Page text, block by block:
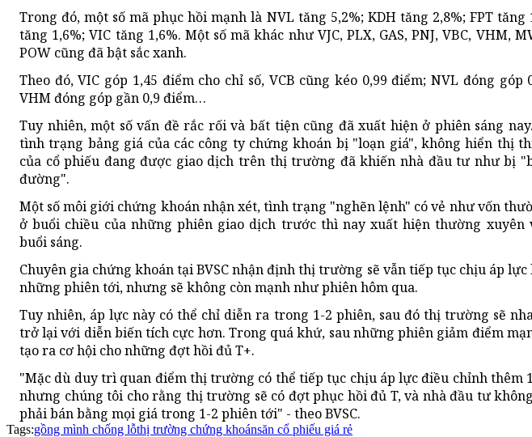
Trong đó, một số mã phục hồi mạnh là NVL tăng 5,2%; KDH tăng 2,8%; FPT tăng
tăng 1,6%; VIC tăng 1,6%. Một số mã khác như VJC, PLX, GAS, PNJ, VBC, VHM,
POW cũng đã bật sắc xanh.
Theo đó, VIC góp 1,45 điểm cho chỉ số, VCB cũng kéo 0,99 điểm; NVL đóng góp
VHM đóng góp gần 0,9 điểm…
Tuy nhiên, một số vấn đề rắc rối và bất tiện cũng đã xuất hiện ở phiên sáng
tình trạng bảng giá của các công ty chứng khoán bị "loạn giá", không hiển thị
của cổ phiếu đang được giao dịch trên thị trường đã khiến nhà đầu tư như bị
đường".
Một số môi giới chứng khoán nhận xét, tình trạng "nghẽn lệnh" có vẻ như vốn
ở buổi chiều của những phiên giao dịch trước thì nay xuất hiện thường xuyên
buổi sáng.
Chuyên gia chứng khoán tại BVSC nhận định thị trường sẽ vẫn tiếp tục chịu áp
những phiên tới, nhưng sẽ không còn mạnh như phiên hôm qua.
Tuy nhiên, áp lực này có thể chỉ diễn ra trong 1-2 phiên, sau đó thị trường sẽ
trở lại với diễn biến tích cực hơn. Trong quá khứ, sau những phiên giảm điểm
tạo ra cơ hội cho những đợt hồi đủ T+.
"Mặc dù duy trì quan điểm thị trường có thể tiếp tục chịu áp lực điều chỉnh thêm
nhưng chúng tôi cho rằng thị trường sẽ có đợt phục hồi đủ T, và nhà đầu tư
phải bán bằng mọi giá trong 1-2 phiên tới" - theo BVSC.
Tags:gồng mình chống lỗthị trường chứng khoánsăn cổ phiếu giá rẻ